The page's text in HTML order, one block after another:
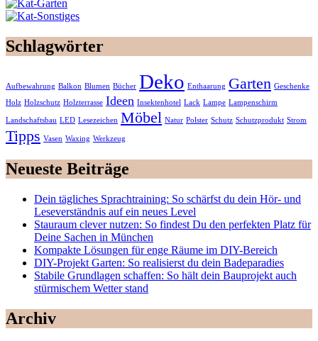
Schlagwörter
Aufbewahrung Balkon Blumen Bücher Deko Enthaarung Garten Geschenke
Holz Holzschutz Holzterrasse Ideen Insektenhotel Lack Lampe Lampenschirm
Landschaftsbau LED Lesezeichen Möbel Natur Polster Schutz Schutzprodukt Strom
Tipps Vasen Waxing Werkzeug
Neueste Beiträge
Dein tägliches Sprachtraining: So schärfst du dein Hör- und
Leseverständnis auf ein neues Level
Stauraum clever nutzen: So findest Du den perfekten Platz für
Deine Sachen in München
Kompakte Lösungen für enge Räume im DIY-Bereich
DIY-Projekt Garten: So realisierst du dein Badeparadies
Stabile Grundlagen schaffen: So hält dein Bauprojekt auch
stürmischem Wetter stand
Archiv